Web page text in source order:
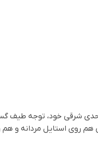
حدی شرقی خود، توجه طیف
هم روی استایل مردانه و